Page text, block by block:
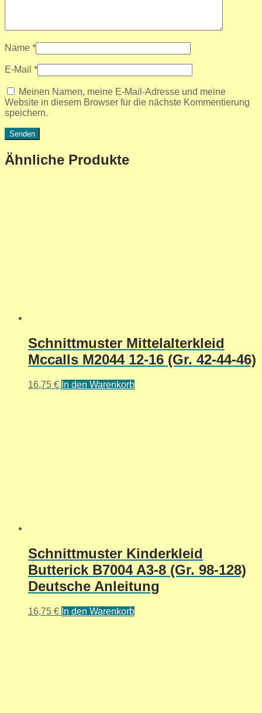
Name *
E-Mail *
Meinen Namen, meine E-Mail-Adresse und meine
Website in diesem Browser für die nächste Kommentierung
speichern.
Ähnliche Produkte
Schnittmuster Mittelalterkleid
Mccalls M2044 12-16 (Gr. 42-44-46)
16,75 € In den Warenkorb
Schnittmuster Kinderkleid
Butterick B7004 A3-8 (Gr. 98-128)
Deutsche Anleitung
16,75 € In den Warenkorb